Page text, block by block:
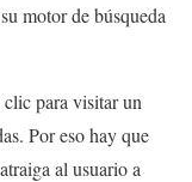
motor de búsqueda
para visitar un
Por eso hay que
al usuario a